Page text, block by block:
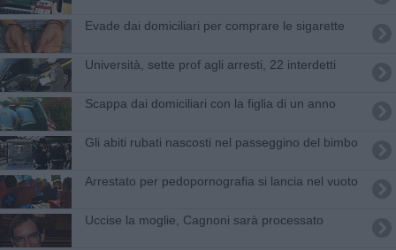
​Evade dai domiciliari per comprare le sigarette
Università, sette prof agli arresti, 22 interdetti
Scappa dai domiciliari con la figlia di un anno
Gli abiti rubati nascosti nel passeggino del bimbo
Arrestato per pedopornografia si lancia nel vuoto
Uccise la moglie, Cagnoni sarà processato